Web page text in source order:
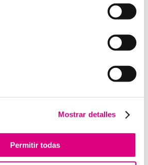
Mostrar detalles
Permitir todas
para publicar un